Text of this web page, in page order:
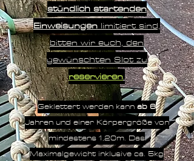
stündlich startenden
Einweisungenlimitiert sind,
bitten wir euch, den
gewünschten Slot zu
reservieren.
Geklettert werden kannab 6
Jahren und einer Körpergröße von
mindestens 1,20m. Das
Maximalgewicht inklusive ca. 5kg